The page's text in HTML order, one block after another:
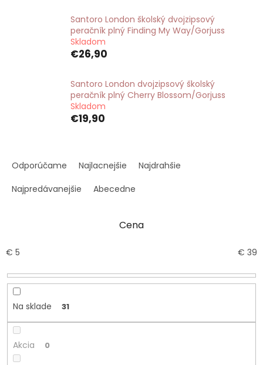
Santoro London školský dvojzipsový
peračník plný Finding My Way/Gorjuss
Skladom
€26,90
Santoro London dvojzipsový školský
peračník plný Cherry Blossom/Gorjuss
Skladom
€19,90
a
e
r
d
t
Odporúčame Najlacnejšie
Najdrahšie
Najpredávanejšie
Abecedne
Cena
€ 5 € 39
Na sklade 31
Akcia 0